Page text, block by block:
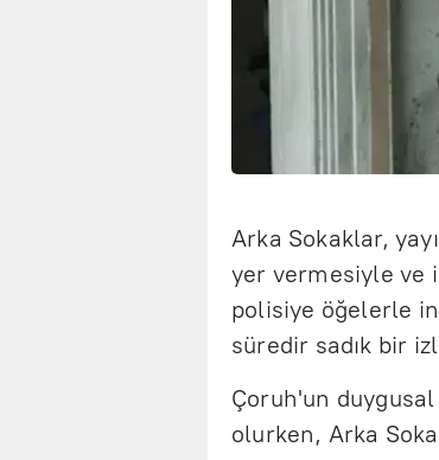
Arka Sokaklar,
yer vermesiyle ve
polisiye öğelerle
süredir sadık bir
Çoruh'un
olurken, Arka